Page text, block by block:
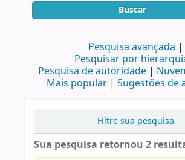
Buscar
Pesquisa avançada
Pesquisar por
Pesquisa de autoridade
Mais popular
Sugestões de
Filtre sua pesquisa
Sua pesquisa retornou 2